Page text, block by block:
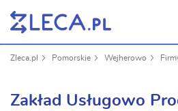
Zleca.pl Pomorskie Wejherowo
Zakład Usługowo